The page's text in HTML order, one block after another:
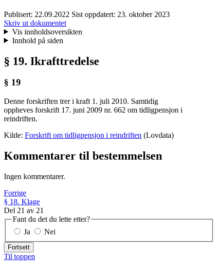
Publisert: 22.09.2022 Sist oppdatert: 23. oktober 2023
Skriv ut dokumentet
Vis innholdsoversikten
Innhold på siden
§ 19. Ikrafttredelse
§ 19
Denne forskriften trer i kraft 1. juli 2010. Samtidig
oppheves forskrift 17. juni 2009 nr. 662 om tidligpensjon i
reindriften.
Kilde: Forskrift om tidligpensjon i reindriften (Lovdata)
Kommentarer til bestemmelsen
Ingen kommentarer.
Forrige
§ 18. Klage
Del 21 av 21
Fant du det du lette etter?
Ja
Nei
Fortsett
Til toppen